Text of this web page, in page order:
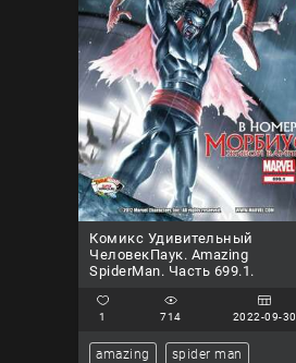
Комикс Удивительный
ЧеловекПаук. Amazing
SpiderMan. Часть 699.1.
1 714 2022-09-30
amazing spider man